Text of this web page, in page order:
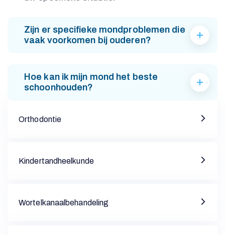
Orthodontie
Kindertandheelkunde
Wortelkanaalbehandeling
Zijn er specifieke mondproblemen die
vaak voorkomen bij ouderen?
Hoe kan ik mijn mond het beste
schoonhouden?